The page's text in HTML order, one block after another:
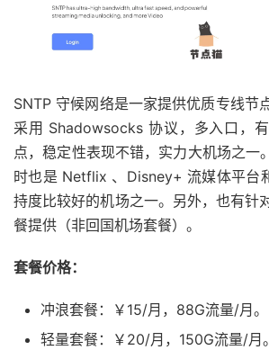
SNTP 守候网络是一家提供优质专线节
采用 Shadowsocks 协议，多入口，
点，稳定性表现不错，实力大机场之一
时也是 Netflix 、Disney+ 流媒体平台
持度比较好的机场之一。另外，也有针
餐提供（非回国机场套餐）。
套餐价格：
冲浪套餐：￥15/月，88G流量/月。
轻量套餐：￥20/月，150G流量/月。